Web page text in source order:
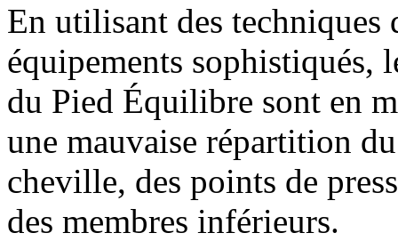
En utilisant des techniques
équipements sophistiqués,
du Pied Équilibre sont en
une mauvaise répartition
cheville, des points de
des membres inférieurs.